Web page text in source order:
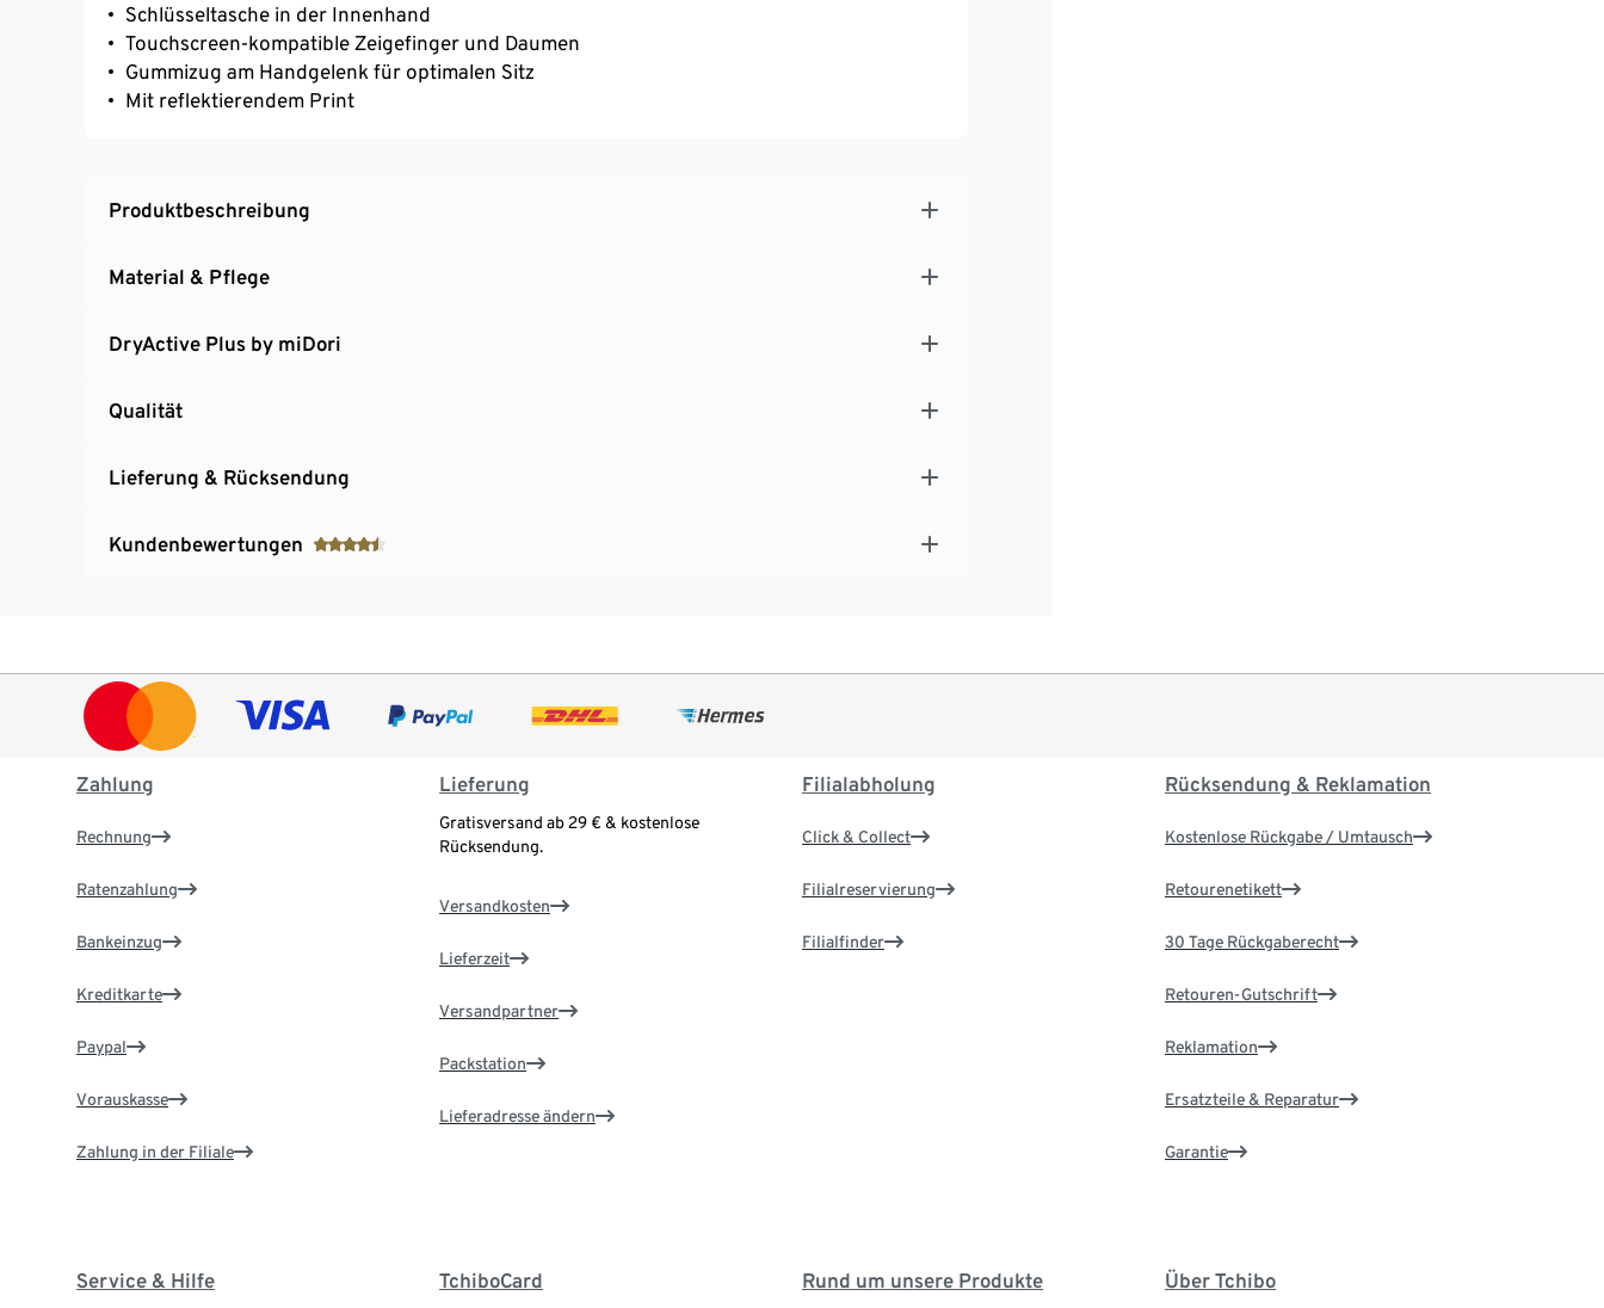
Schlüsseltasche in der Innenhand
Touchscreen-kompatible Zeigefinger und Daumen
Gummizug am Handgelenk für optimalen Sitz
Mit reflektierendem Print
Produktbeschreibung
Material & Pflege
DryActive Plus by miDori
Qualität
Lieferung & Rücksendung
Kundenbewertungen
Zahlung
Rechnung
Ratenzahlung
Bankeinzug
Kreditkarte
Paypal
Vorauskasse
Zahlung in der Filiale
Lieferung
Gratisversand ab 29 € & kostenlose
Rücksendung.
Versandkosten
Lieferzeit
Versandpartner
Packstation
Lieferadresse ändern
Filialabholung
Click & Collect
Filialreservierung
Filialfinder
Rücksendung & Reklamation
Kostenlose Rückgabe / Umtausch
Retourenetikett
30 Tage Rückgaberecht
Retouren-Gutschrift
Reklamation
Ersatzteile & Reparatur
Garantie
Service & Hilfe TchiboCard Rund um unsere Produkte Über Tchibo